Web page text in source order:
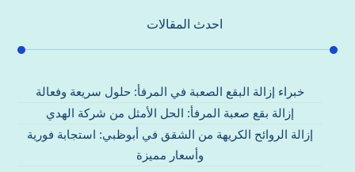
احدث المقالات
خبراء إزالة البقع الصعبة في المرفأ: حلول سريعة وفعالة
إزالة بقع صعبة المرفأ: الحل الأمثل من شركة الهدي
إزالة الروائح الكريهة من الشقق في أبوظبي: استجابة فورية
وأسعار مميزة